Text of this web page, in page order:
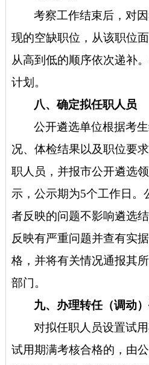
考察工作结束后，对
现的空缺职位，从该职位
从高到低的顺序依次递补
计划。
八、确定拟任职人员
公开遴选单位根据考
况、体检结果以及职位要
职人员，并报市公开遴选
示，公示期为5个工作日。
者反映的问题不影响遴选
反映有严重问题并查有实
格，并将有关情况通报其
部门。
九、办理转任（调动
对拟任职人员设置试
试用期满考核合格的，由